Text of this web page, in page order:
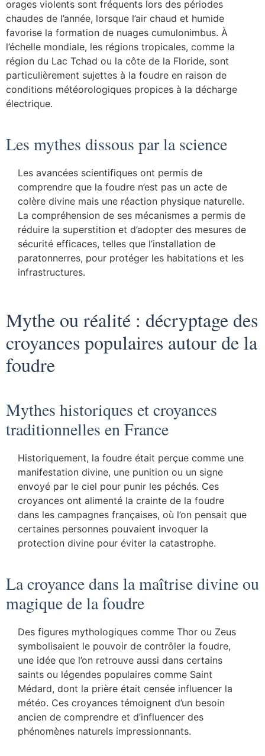
orages violents sont fréquents lors des périodes
chaudes de l’année, lorsque l’air chaud et humide
favorise la formation de nuages cumulonimbus. À
l’échelle mondiale, les régions tropicales, comme la
région du Lac Tchad ou la côte de la Floride, sont
particulièrement sujettes à la foudre en raison de
conditions météorologiques propices à la décharge
électrique.
Les mythes dissous par la science
Les avancées scientifiques ont permis de
comprendre que la foudre n’est pas un acte de
colère divine mais une réaction physique naturelle.
La compréhension de ses mécanismes a permis de
réduire la superstition et d’adopter des mesures de
sécurité efficaces, telles que l’installation de
paratonnerres, pour protéger les habitations et les
infrastructures.
Mythe ou réalité : décryptage des
croyances populaires autour de la
foudre
Mythes historiques et croyances
traditionnelles en France
Historiquement, la foudre était perçue comme une
manifestation divine, une punition ou un signe
envoyé par le ciel pour punir les péchés. Ces
croyances ont alimenté la crainte de la foudre
dans les campagnes françaises, où l’on pensait que
certaines personnes pouvaient invoquer la
protection divine pour éviter la catastrophe.
La croyance dans la maîtrise divine ou
magique de la foudre
Des figures mythologiques comme Thor ou Zeus
symbolisaient le pouvoir de contrôler la foudre,
une idée que l’on retrouve aussi dans certains
saints ou légendes populaires comme Saint
Médard, dont la prière était censée influencer la
météo. Ces croyances témoignent d’un besoin
ancien de comprendre et d’influencer des
phénomènes naturels impressionnants.